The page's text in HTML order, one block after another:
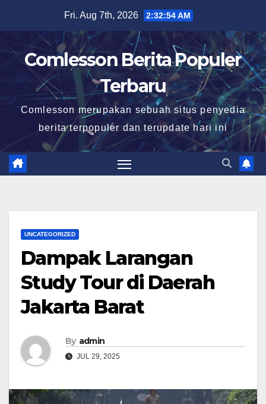
content
Fri. Aug 7th, 2026 2:32:55 AM
Comlesson Berita Populer
Terbaru
Comlesson merupakan sebuah situs penyedia
berita terpopuler dan terupdate hari ini
UNCATEGORIZED
Dampak Larangan
Study Tour di Daerah
Jakarta Barat
By admin
JUL 29, 2025